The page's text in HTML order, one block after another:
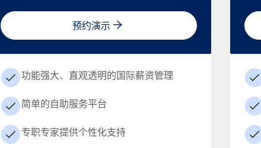
预约演示
功能强大、直观透明的国际薪资管理
简单的自助服务平台
专职专家提供个性化支持